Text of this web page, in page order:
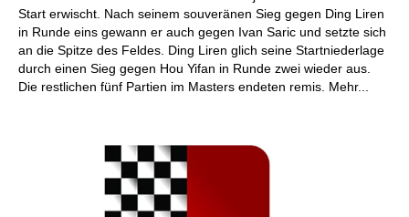
Start erwischt. Nach seinem souveränen Sieg gegen Ding Liren
in Runde eins gewann er auch gegen Ivan Saric und setzte sich
an die Spitze des Feldes. Ding Liren glich seine Startniederlage
durch einen Sieg gegen Hou Yifan in Runde zwei wieder aus.
Die restlichen fünf Partien im Masters endeten remis. Mehr...